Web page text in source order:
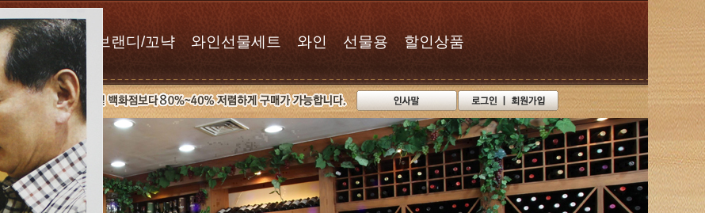
위스키 브랜디/꼬냑 와인선물세트 와인 선물용 할인상품